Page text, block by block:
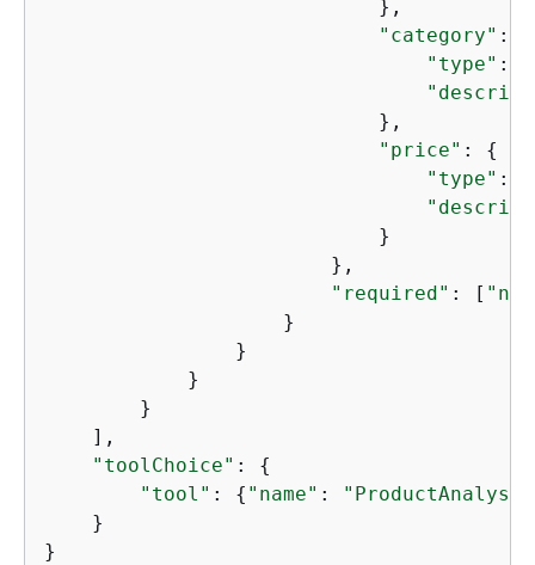
                            },
"category" :
"type" :
                            },
"price" : {
"type" :
                            }
                        },
"required" : [
                    }
                }
            }
        }
    ],
"toolChoice" : {
"tool" : { "name" :
    }
}